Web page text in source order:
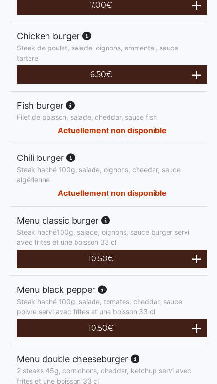
7.00€
Chicken burger
Steak de poulet, salade, oignons, emmental, sauce
tartare
6.50€
Fish burger
Filet de poisson, salade, cheddar, sauce fish
Actuellement non disponible
Chili burger
Steak haché 100g, salade, oignons, cheedar, sauce
algérienne
Actuellement non disponible
Menu classic burger
Steak haché100g, salade, oignons, sauce burger servi
avec frites et une boisson 33 cl
10.50€
Menu black pepper
Steak haché 100g, salade, tomates, cheddar, sauce
poivre servi avec frites et une boisson 33 cl
10.50€
Menu double cheeseburger
2 steaks 45g, cornichons, cheddar, ketchup servi avec
frites et une boisson 33 cl